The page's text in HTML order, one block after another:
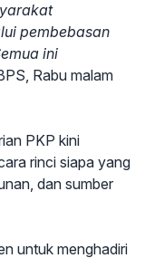
pembebasan
ini
Rabu malam
PKP kini
rinci siapa yang
dan sumber
untuk menghadiri